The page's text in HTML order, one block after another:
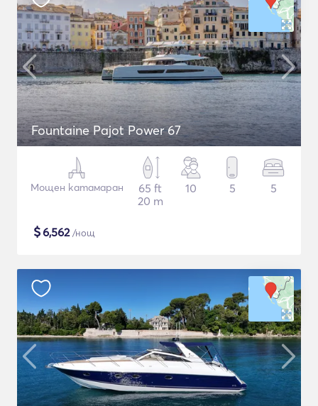
Fountaine Pajot Power 67
Мощен катамаран
65 ft
20 m
10 5 5
$6,562/нощ